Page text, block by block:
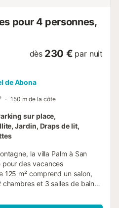
pour 4 personnes,
dès 230 € par nuit
de Abona
150 m de la côte
sur place,
Jardin, Draps de lit,
la villa Palm à San
pour des vacances
125 m² comprend un salon,
et 3 salles de bains,
aux appels vidéo), de la